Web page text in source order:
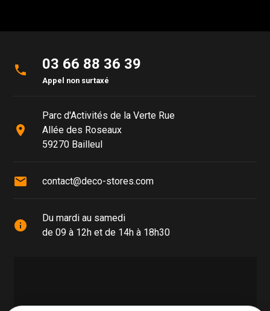
phone 03 66 88 36 39
Appel non surtaxé
place
Parc d'Activités de la Verte Rue
Allée des Roseaux
59270 Bailleul
mail contact@deco-stores.com
info
Du mardi au samedi
de 09 à 12h et de 14h à 18h30